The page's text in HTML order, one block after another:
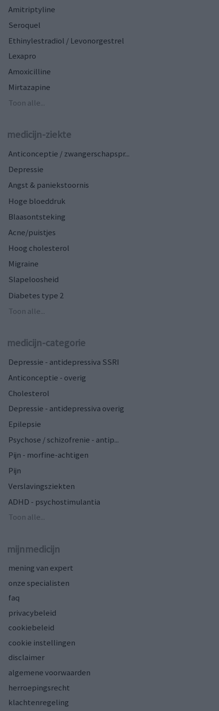
Amitriptyline
Seroquel
Ethinylestradiol / Levonorgestrel
Lexapro
Amoxicilline
Mirtazapine
Toon alle...
medicijn-ziekte
Anticonceptie / zwangerschapspr...
Depressie
Angst & paniekstoornis
Hoge bloeddruk
Blaasontsteking
Acne/puistjes
Hoog cholesterol
Migraine
Slapeloosheid
Diabetes type 2
Toon alle...
medicijn-categorie
Depressie - antidepressiva SSRI
Anticonceptie - overig
Cholesterol
Depressie - antidepressiva overig
Epilepsie
Psychose / schizofrenie - antip...
Pijn - morfine-achtigen
Pijn
Verslavingsziekten
ADHD - psychostimulantia
Toon alle...
mijnmedicijn
mening van expert
onze specialisten
faq
privacybeleid
cookiebeleid
cookie instellingen
disclaimer
algemene voorwaarden
herroepingsrecht
klachtenregeling